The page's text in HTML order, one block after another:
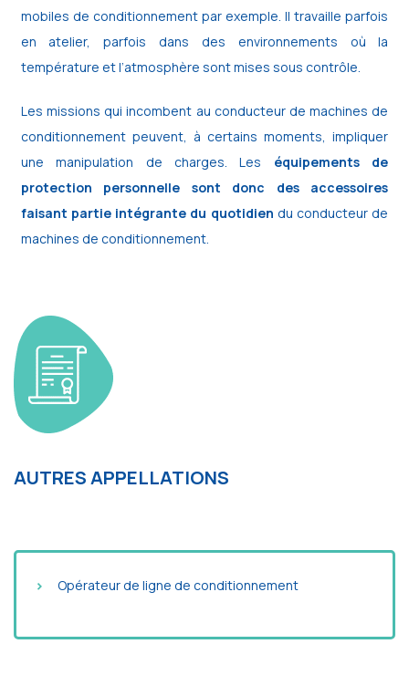
mobiles de conditionnement par exemple. Il travaille parfois
en atelier, parfois dans des environnements où la
température et l’atmosphère sont mises sous contrôle.
Les missions qui incombent au conducteur de machines de
conditionnement peuvent, à certains moments, impliquer
une manipulation de charges. Les équipements de
protection personnelle sont donc des accessoires
faisant partie intégrante du quotidien du conducteur de
machines de conditionnement.
AUTRES APPELLATIONS
Opérateur de ligne de conditionnement